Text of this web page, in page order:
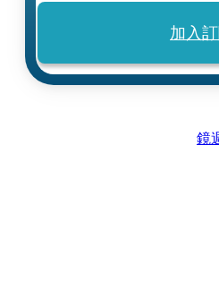
加入
鏡